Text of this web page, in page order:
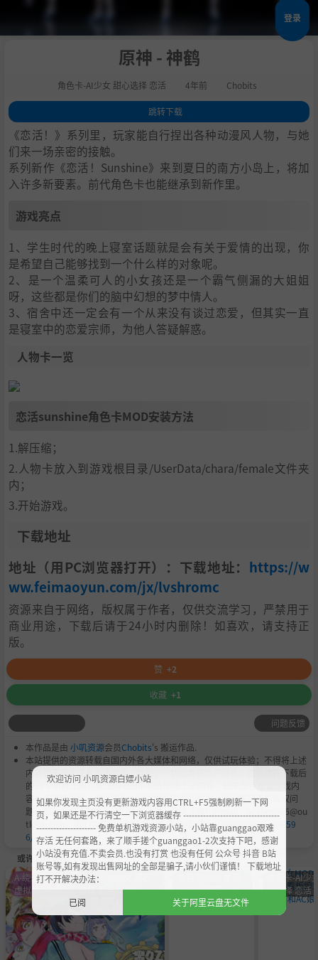
登录
原神 - 神鹤
角色卡-AI少女 甜心选择 恋活 4年前 Chobits
跳转下载
1.游戏亮点
2.人物卡一览
3.恋活sunshine角色卡MOD安装方法
4.下载地址
《恋活！》系列里，玩家能自行捏出各种动漫风人物，与她
们来一场亲密的接触。
系列新作《恋活！Sunshine》来到夏日的南方小岛上，将加
入许多新要素。前代角色卡也能继承到新作里。
游戏亮点
1、学生时代的晚上寝室话题就是会有关于爱情的出现，你
是希望自己能够找到一个什么样的对象呢。
2、是一个温柔可人的小女孩还是一个霸气侧漏的大姐姐
呀，这些都是你们的脑中幻想的梦中情人。
3、宿舍中还一定会有一个从来没有谈过恋爱，但其实一直
是寝室中的恋爱宗师，为他人答疑解惑。
人物卡一览
恋活sunshine角色卡MOD安装方法
1.解压缩；
2.人物卡放入到游戏根目录/UserData/chara/female文件夹
内；
3.开始游戏。
下载地址
地址（用PC浏览器打开）：下载地址： https://w
ww.feimaoyun.com/jx/lvshromc
资源来自于网络，版权属于作者，仅供交流学习，严禁用于
商业用途，下载后请于24小时内删除！如喜欢，请支持正
版。
赞 +2
收藏 +1
问题反馈
本作品是由 小叽资源会员Chobits's 搬运作品.
本站提供的资源转载自国内外各大媒体和网络，仅供试玩体验；不得将上述
内容用于商业或者非法用途，否则，一切后果请用户自负。您必须在下载后
的24个小时之内，从您的电脑中彻底删除上述内容。如果您喜欢该游戏内
容，请支持正版，购买注册，得到更好的正版服务。我们非常重视版权问
题，如有侵权请邮件与我们联系处理。敬请谅解！E-mail：acgbns666@ou
tlook.com，我们会在第一时间断开下载链接 https://steamzg.com/659
6/ 。
或许您会喜欢
A-绕过D加密
虚拟机
角色卡-AI少女 甜心
心选择 恋活
角色卡-AI少
心选择 恋活
欢迎访问 小叽资源白嫖小站
如果你发现主页没有更新游戏内容用CTRL+F5强制刷新一下网
页，如果还是不行清空一下浏览器缓存 ----------------------------------
--------------------- 免费单机游戏资源小站，小站靠guanggao艰难
存活 无任何套路，来了顺手搓个guanggao1-2次支持下吧，感谢
小站没有充值.不卖会员.也没有打赏 也没有任何 公众号 抖音 B站
账号等,如有发现出售网址的全部是骗子,请小伙们谨慎！ 下载地址
打不开解决办法：
已阅
关于阿里云盘无文件